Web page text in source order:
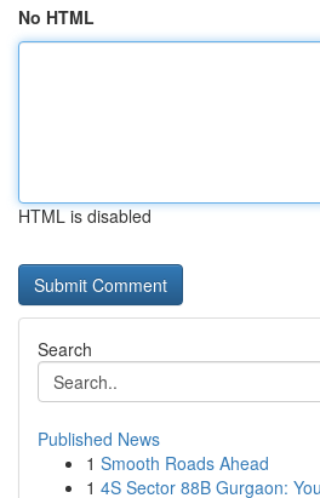
No HTML
HTML is disabled
Search
Published News
1 Smooth Roads Ahead
1 4S Sector 88B Gurgaon: